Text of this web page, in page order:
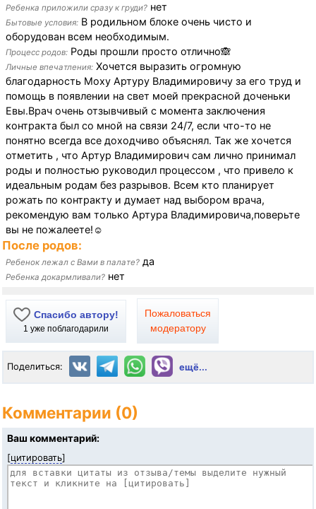
Ребенка приложили сразу к груди? нет
Бытовые условия: В родильном блоке очень чисто и
оборудован всем необходимым.
Процесс родов: Роды прошли просто отлично🙈
Личные впечатления: Хочется выразить огромную
благодарность Моху Артуру Владимировичу за его труд и
помощь в появлении на свет моей прекрасной доченьки
Евы.Врач очень отзывчивый с момента заключения
контракта был со мной на связи 24/7, если что-то не
понятно всегда все доходчиво объяснял. Так же хочется
отметить , что Артур Владимирович сам лично принимал
роды и полностью руководил процессом , что привело к
идеальным родам без разрывов. Всем кто планирует
рожать по контракту и думает над выбором врача,
рекомендую вам только Артура Владимировича,поверьте
вы не пожалеете!☺️
После родов:
Ребенок лежал с Вами в палате? да
Ребенка докармливали? нет
Спасибо автору!
1 уже поблагодарили
Пожаловаться
модератору
Поделиться: ещё...
Комментарии (0)
Ваш комментарий:
[цитировать]